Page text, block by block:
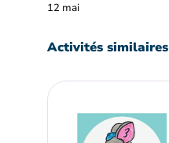
12 mai
Activités similaires